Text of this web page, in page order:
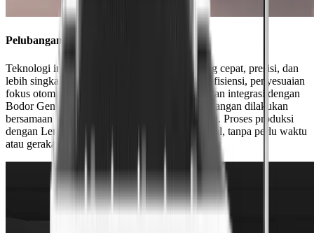
Pelubangan Kilat
Teknologi ini membuat proses pelubangan yang cepat, presisi, dan
lebih singkat. Terdapat fitur monitoring untuk efisiensi, penyesuaian
fokus otomatis untuk pelubangan tanpa henti, dan integrasi dengan
Bodor Genius. Ini memungkinkan proses pelubangan dilakukan
bersamaan dengan pergerakan kepala pemotong. Proses produksi
dengan Lembaran medium-tebal menjadi optimal, tanpa perlu waktu
atau gerakan tambahan.